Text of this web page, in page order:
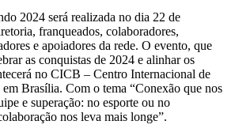
2024 será realizada no dia 22 de
franqueados, colaboradores,
e apoiadores da rede. O evento, que
as conquistas de 2024 e alinhar os
no CICB – Centro Internacional de
Brasília. Com o tema “Conexão que nos
e superação: no esporte ou no
nos leva mais longe”.